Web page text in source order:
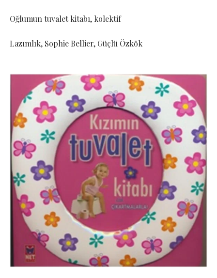
Oğlumun tuvalet kitabı, kolektif
Lazımlık, Sophie Bellier, Güçlü Özkök